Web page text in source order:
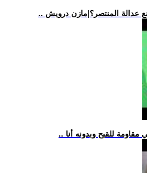
مقاومة للقبح وبدونه أنا